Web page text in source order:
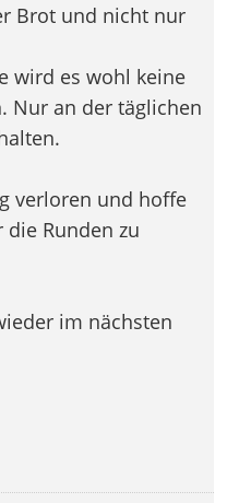
Brot und nicht nur
wird es wohl keine
Nur an der täglichen
verloren und hoffe
Runden zu
im nächsten